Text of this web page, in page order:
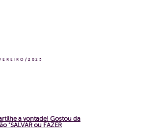
2025
a vontade! Gostou da
"SALVAR ou FAZER